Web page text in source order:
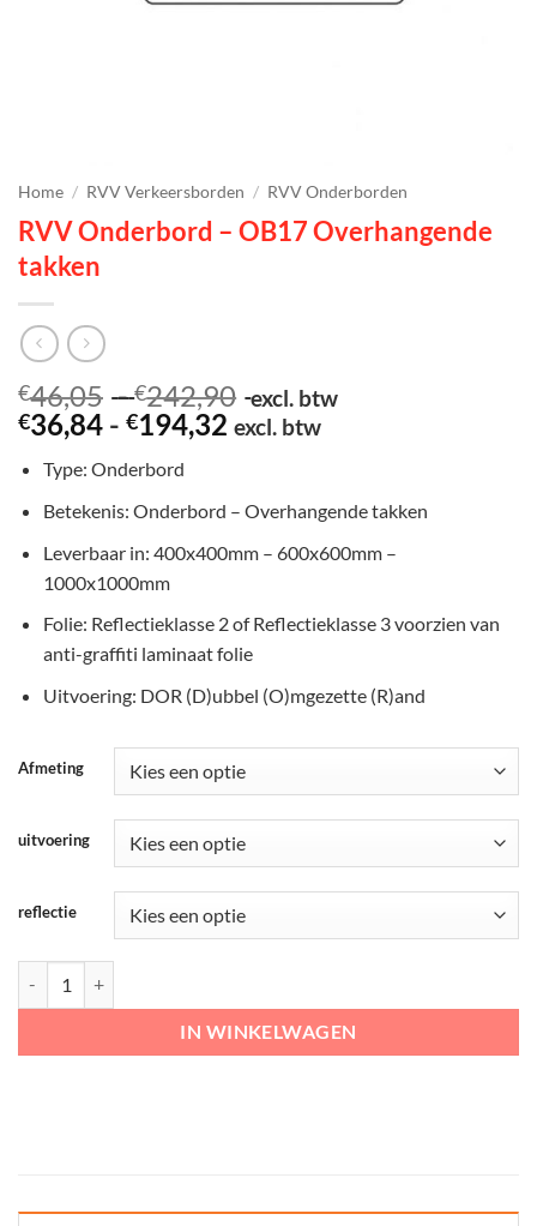
Home / RVV Verkeersborden / RVV Onderborden
RVV Onderbord – OB17 Overhangende
takken
€46,05 - €242,90 Prijsklasse:
€46,05
excl. btw
€36,84 - €194,32 Prijsklasse:
€194,32
excl. btw
Type: Onderbord
Betekenis: Onderbord – Overhangende takken
Leverbaar in: 400x400mm – 600x600mm –
1000x1000mm
Folie: Reflectieklasse 2 of Reflectieklasse 3 voorzien van
anti-graffiti laminaat folie
Uitvoering: DOR (D)ubbel (O)mgezette (R)and
Afmeting
uitvoering
reflectie
IN WINKELWAGEN